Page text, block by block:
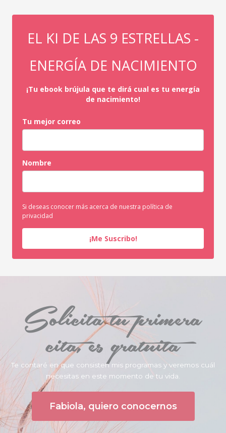
EL KI DE LAS 9 ESTRELLAS -
ENERGÍA DE NACIMIENTO
¡Tu ebook brújula que te dirá cual es tu energía
de nacimiento!
Tu mejor correo
Nombre
Si deseas conocer más acerca de nuestra política de
privacidad
¡Me Suscribo!
Solicita tu primera
cita, es gratuita
Te contaré en que consisten mis programas y veremos cuál
necesitas en este momento de tu vida.
Fabiola, quiero conocernos